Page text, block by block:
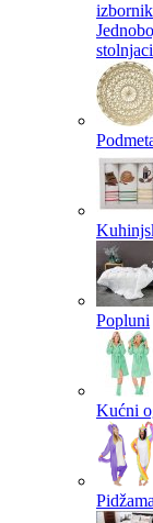
izbornik
stolnjaci
Popluni
Kućni